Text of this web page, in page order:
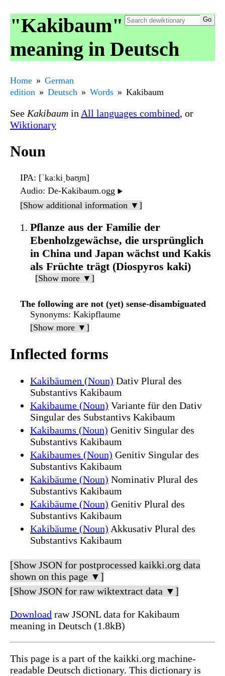
"Kakibaum"
meaning in Deutsch
Home
German
edition
Deutsch Words Kakibaum
See Kakibaum in All languages combined, or
Wiktionary
Noun
IPA: [ˈkaːkiˌbaʊ̯m]
Audio: De-Kakibaum.ogg ▶️
[Show additional information ▼]
Pflanze aus der Familie der
Ebenholzgewächse, die ursprünglich
in China und Japan wächst und Kakis
als Früchte trägt (Diospyros kaki)
[Show more ▼]
The following are not (yet) sense-disambiguated
Synonyms: Kakipflaume
[Show more ▼]
Inflected forms
Kakibäumen (Noun) Dativ Plural des
Substantivs Kakibaum
Kakibaume (Noun) Variante für den Dativ
Singular des Substantivs Kakibaum
Kakibaums (Noun) Genitiv Singular des
Substantivs Kakibaum
Kakibaumes (Noun) Genitiv Singular des
Substantivs Kakibaum
Kakibäume (Noun) Nominativ Plural des
Substantivs Kakibaum
Kakibäume (Noun) Genitiv Plural des
Substantivs Kakibaum
Kakibäume (Noun) Akkusativ Plural des
Substantivs Kakibaum
[Show JSON for postprocessed kaikki.org data
shown on this page ▼]
[Show JSON for raw wiktextract data ▼]
Download raw JSONL data for Kakibaum
meaning in Deutsch (1.8kB)
This page is a part of the kaikki.org machine-
readable Deutsch dictionary. This dictionary is